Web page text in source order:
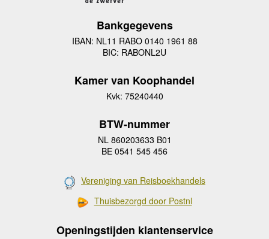
Bankgegevens
IBAN: NL11 RABO 0140 1961 88
BIC: RABONL2U
Kamer van Koophandel
Kvk: 75240440
BTW-nummer
NL 860203633 B01
BE 0541 545 456
Vereniging van Reisboekhandels
Thuisbezorgd door Postnl
Openingstijden klantenservice